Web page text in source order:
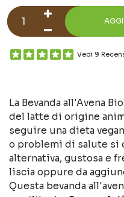
Vedi 9
La Bevanda all'Avena
del latte di origine
seguire una dieta
o problemi di salute si
alternativa, gustosa e
liscia oppure da
Questa bevanda